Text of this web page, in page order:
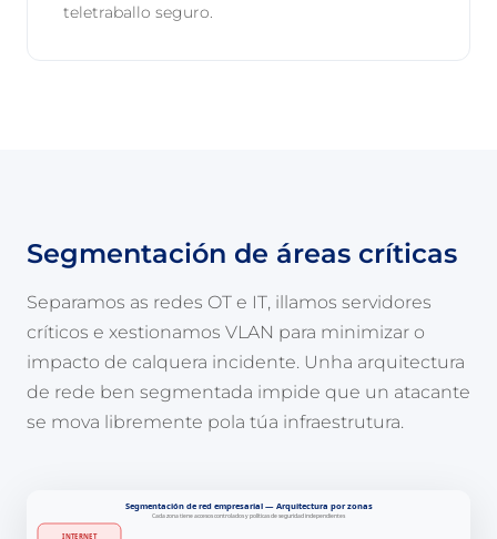
teletraballo seguro.
Segmentación de áreas críticas
Separamos as redes OT e IT, illamos servidores
críticos e xestionamos VLAN para minimizar o
impacto de calquera incidente. Unha arquitectura
de rede ben segmentada impide que un atacante
se mova libremente pola túa infraestrutura.